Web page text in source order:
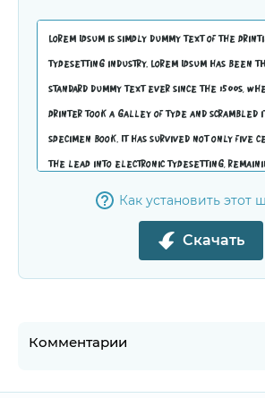
Как установить этот
Скачать
Комментарии